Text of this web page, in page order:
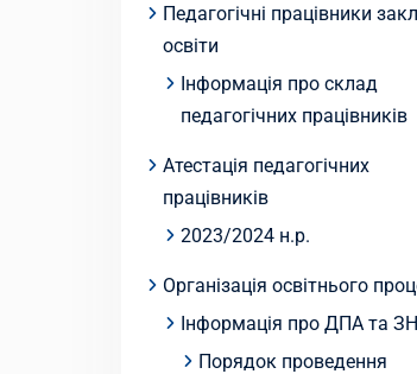
Педагогічні працівники
освіти
Інформація про склад
педагогічних працівників
Атестація педагогічних
працівників
2023/2024 н.р.
Організація освітнього
Інформація про ДПА та
Порядок проведення